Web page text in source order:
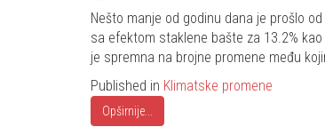
Share
Nešto manje od godinu dana je prošlo
sa efektom staklene bašte za 13.2%
je spremna na brojne promene među
Published in Klimatske promene
Opširnije...